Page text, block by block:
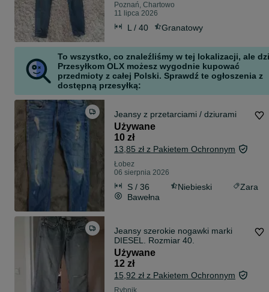
Poznań, Chartowo
11 lipca 2026
L / 40 Granatowy
To wszystko, co znaleźliśmy w tej lokalizacji, ale
Przesyłkom OLX możesz wygodnie kupować
przedmioty z całej Polski. Sprawdź te ogłoszenia z
dostępną przesyłką:
Jeansy z przetarciami / dziurami
Używane
10 zł
13,85 zł z Pakietem Ochronnym
Łobez
06 sierpnia 2026
S / 36 Niebieski
Zara
Bawełna
Jeansy szerokie nogawki marki
DIESEL. Rozmiar 40.
Używane
12 zł
15,92 zł z Pakietem Ochronnym